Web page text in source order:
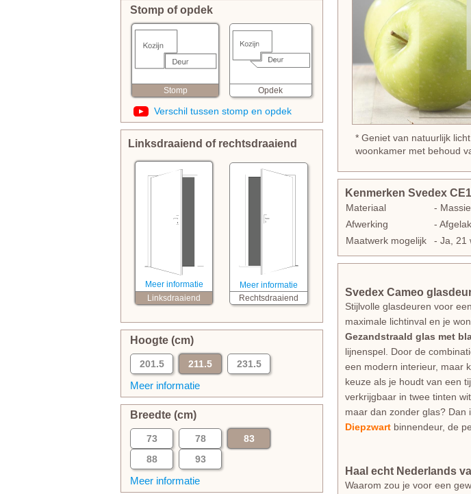
Stomp of opdek
Stomp Opdek
Verschil tussen stomp en opdek
Linksdraaiend of rechtsdraaiend
Meer informatie
Linksdraaiend
Meer informatie
Rechtsdraaiend
Hoogte (cm)
201.5 211.5
231.5
Meer informatie
Breedte (cm)
73 78
83
88
93
Meer informatie
* Geniet van natuurlijk
woonkamer met behoud
Kenmerken Svedex
Materiaal
-
Afwerking
-
Maatwerk mogelijk
- Ja, 21
Svedex Cameo
Stijlvolle glasdeuren voor
maximale lichtinval en je
Gezandstraald glas met
lijnenspel. Door de
een modern interieur, maar
keuze als je houdt van een
verkrijgbaar in twee tinten
maar dan zonder glas? Dan
Diepzwart binnendeur, de
Haal echt Nederlands
Waarom zou je voor een